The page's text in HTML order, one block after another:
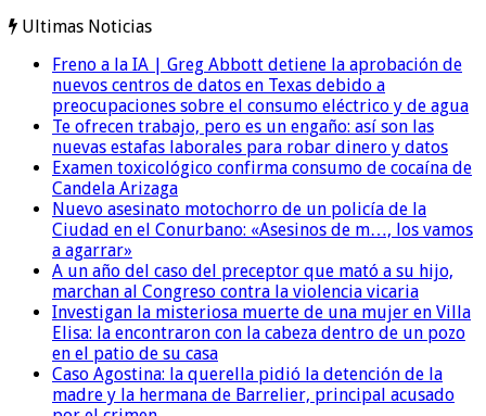
Ultimas Noticias
Freno a la IA | Greg Abbott detiene la aprobación de
nuevos centros de datos en Texas debido a
preocupaciones sobre el consumo eléctrico y de agua
Te ofrecen trabajo, pero es un engaño: así son las
nuevas estafas laborales para robar dinero y datos
Examen toxicológico confirma consumo de cocaína de
Candela Arizaga
Nuevo asesinato motochorro de un policía de la
Ciudad en el Conurbano: «Asesinos de m…, los vamos
a agarrar»
A un año del caso del preceptor que mató a su hijo,
marchan al Congreso contra la violencia vicaria
Investigan la misteriosa muerte de una mujer en Villa
Elisa: la encontraron con la cabeza dentro de un pozo
en el patio de su casa
Caso Agostina: la querella pidió la detención de la
madre y la hermana de Barrelier, principal acusado